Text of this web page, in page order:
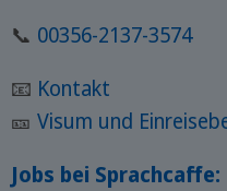
📞 00356-2137-3574
📧 Kontakt
🎫 Visum und
Jobs bei Sprachcaffe: